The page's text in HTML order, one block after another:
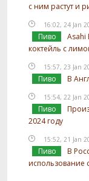
с ним растут и
16:02, 24 Jan
Пиво
Asahi
коктейль с
15:57, 23 Jan
Пиво В
15:54, 22 Jan
Пиво
2024 году
15:52, 21 Jan
Пиво
В
использование